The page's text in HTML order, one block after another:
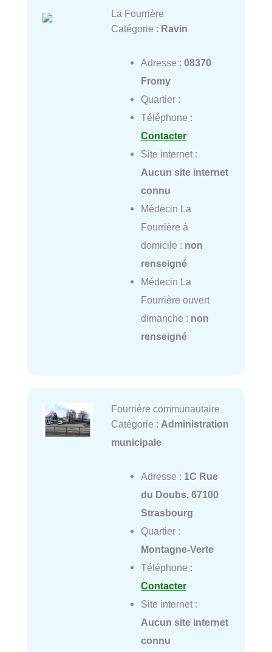
La Fourrière
Catégorie : Ravin
Adresse : 08370
Fromy
Quartier :
Téléphone :
Contacter
Site internet :
Aucun site internet
connu
Médecin La
Fourrière à
domicile : non
renseigné
Médecin La
Fourrière ouvert
dimanche : non
renseigné
Fourrière communautaire
Catégorie : Administration
municipale
Adresse : 1C Rue
du Doubs, 67100
Strasbourg
Quartier :
Montagne-Verte
Téléphone :
Contacter
Site internet :
Aucun site internet
connu